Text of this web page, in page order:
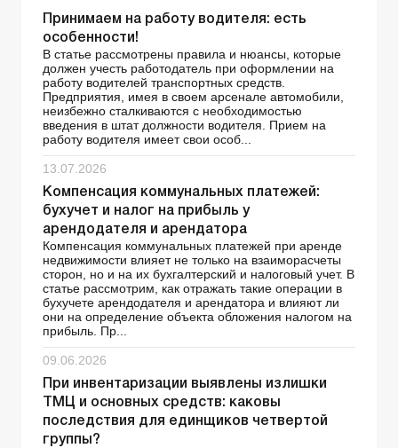
Принимаем на работу водителя: есть
особенности!
В статье рассмотрены правила и нюансы, которые
должен учесть работодатель при оформлении на
работу водителей транспортных средств.
Предприятия, имея в своем арсенале автомобили,
неизбежно сталкиваются с необходимостью
введения в штат должности водителя. Прием на
работу водителя имеет свои особ...
13.07.2026
Компенсация коммунальных платежей:
бухучет и налог на прибыль у
арендодателя и арендатора
Компенсация коммунальных платежей при аренде
недвижимости влияет не только на взаиморасчеты
сторон, но и на их бухгалтерский и налоговый учет. В
статье рассмотрим, как отражать такие операции в
бухучете арендодателя и арендатора и влияют ли
они на определение объекта обложения налогом на
прибыль. Пр...
09.06.2026
При инвентаризации выявлены излишки
ТМЦ и основных средств: каковы
последствия для единщиков четвертой
группы?